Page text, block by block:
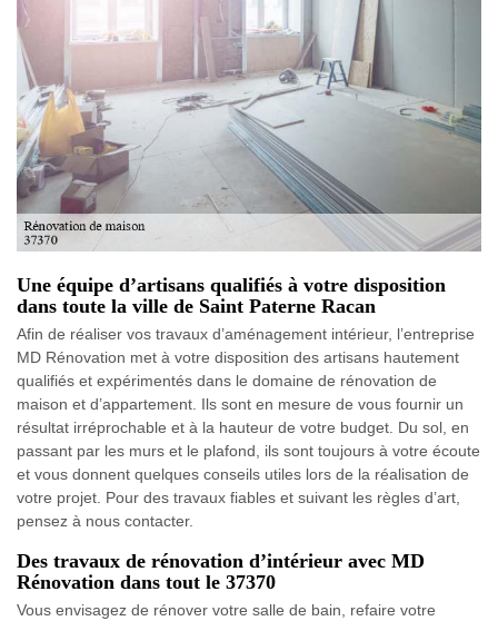
Une équipe d’artisans qualifiés à votre disposition
dans toute la ville de Saint Paterne Racan
Afin de réaliser vos travaux d’aménagement intérieur, l’entreprise
MD Rénovation met à votre disposition des artisans hautement
qualifiés et expérimentés dans le domaine de rénovation de
maison et d’appartement. Ils sont en mesure de vous fournir un
résultat irréprochable et à la hauteur de votre budget. Du sol, en
passant par les murs et le plafond, ils sont toujours à votre écoute
et vous donnent quelques conseils utiles lors de la réalisation de
votre projet. Pour des travaux fiables et suivant les règles d’art,
pensez à nous contacter.
Des travaux de rénovation d’intérieur avec MD
Rénovation dans tout le 37370
Vous envisagez de rénover votre salle de bain, refaire votre